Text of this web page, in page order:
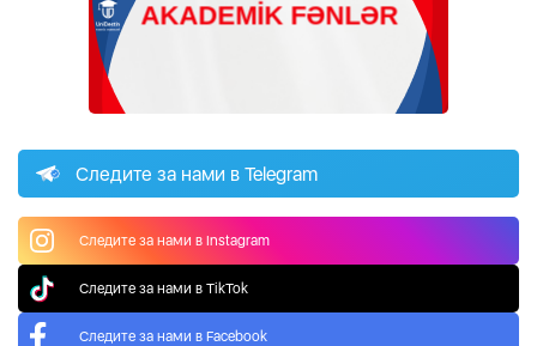
Следите за нами в Telegram
Следите за нами в Instagram
Следите за нами в TikTok
Следите за нами в Facebook